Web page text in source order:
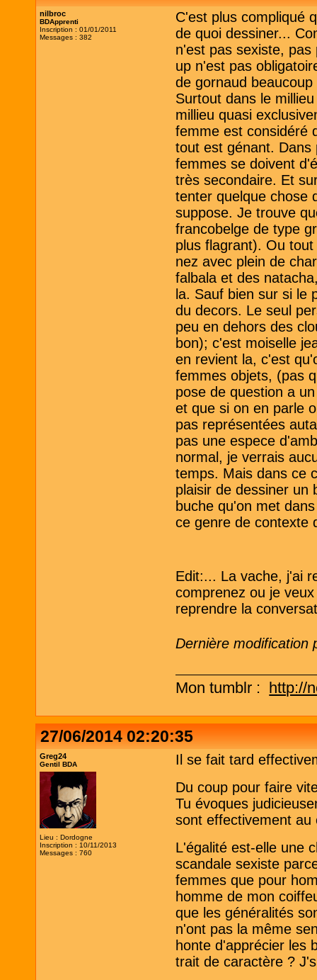
nilbroc
BDApprenti
Inscription : 01/01/2011
Messages : 382
C'est plus compliqué
de quoi dessiner...
n'est pas sexiste,
up n'est pas
de gornaud
Surtout dans le
millieu quasi
femme est considéré
tout est génant. Dans
femmes se doivent
très secondaire. Et
tenter quelque chose
suppose. Je trouve
francobelge de type
plus flagrant). Ou
nez avec plein de
falbala et des
la. Sauf bien sur si le
du decors. Le seul
peu en dehors des
bon); c'est moiselle
en revient la, c'est
femmes objets, (pas
pose de question a
et que si on en parle
pas représentées
pas une espece
normal, je verrais
temps. Mais dans ce
plaisir de dessiner un
buche qu'on met
ce genre de contexte
Edit:... La vache, j'ai
comprenez ou je
reprendre la
Dernière modification
Mon tumblr : http://
27/06/2014 02:20:35
Greg24
Gentil BDA
Lieu : Dordogne
Inscription : 10/11/2013
Messages : 760
Il se fait tard
Du coup pour faire
Tu évoques
sont effectivement
L'égalité est-elle une
scandale sexiste
femmes que pour
homme de mon
que les généralités
n'ont pas la même
honte d'apprécier les
trait de caractère ?